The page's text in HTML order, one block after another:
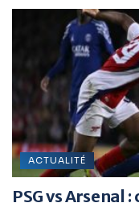
ACTUALITÉ
PSG vs Arsenal